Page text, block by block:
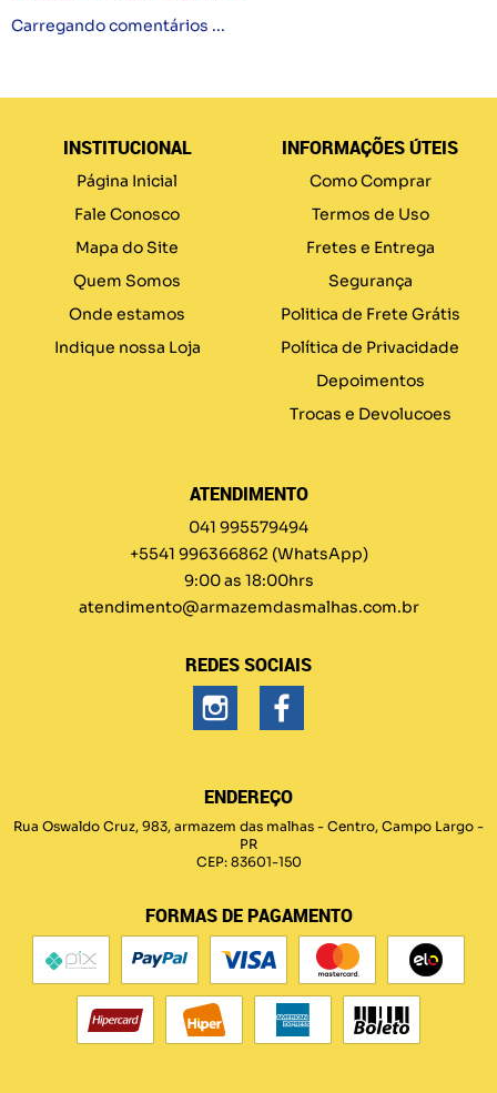
Carregando comentários ...
INSTITUCIONAL
Página Inicial
Fale Conosco
Mapa do Site
Quem Somos
Onde estamos
Indique nossa Loja
INFORMAÇÕES ÚTEIS
Como Comprar
Termos de Uso
Fretes e Entrega
Segurança
Politica de Frete Grátis
Política de Privacidade
Depoimentos
Trocas e Devolucoes
ATENDIMENTO
041 995579494
+5541 996366862 (WhatsApp)
9:00 as 18:00hrs
atendimento@armazemdasmalhas.com.br
REDES SOCIAIS
ENDEREÇO
Rua Oswaldo Cruz, 983, armazem das malhas - Centro, Campo Largo -
PR
CEP: 83601-150
FORMAS DE PAGAMENTO